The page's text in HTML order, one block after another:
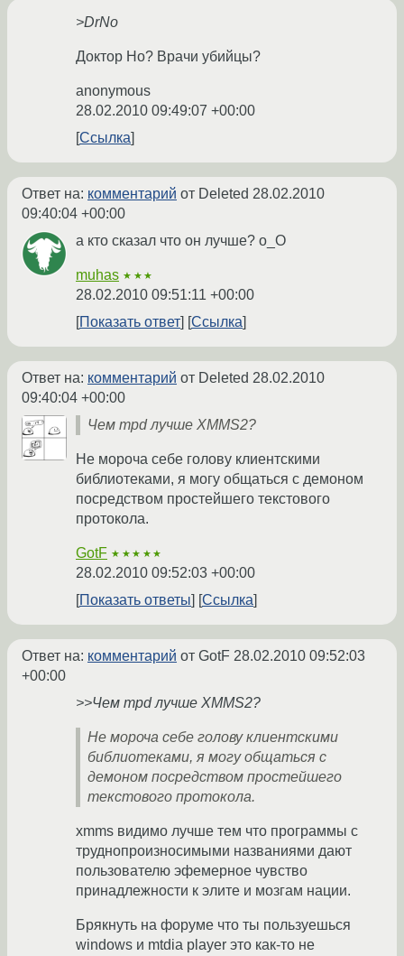
>DrNo
Доктор Но? Врачи убийцы?
anonymous
28.02.2010 09:49:07 +00:00
Ссылка
Ответ на: комментарий от Deleted 28.02.2010
09:40:04 +00:00
а кто сказал что он лучше? о_О
muhas ★★★
28.02.2010 09:51:11 +00:00
Показать ответ
Ссылка
Ответ на: комментарий от Deleted 28.02.2010
09:40:04 +00:00
Чем mpd лучше XMMS2?
Не мороча себе голову клиентскими
библиотеками, я могу общаться с демоном
посредством простейшего текстового
протокола.
GotF ★★★★★
28.02.2010 09:52:03 +00:00
Показать ответы
Ссылка
Ответ на: комментарий от GotF 28.02.2010 09:52:03
+00:00
>>Чем mpd лучше XMMS2?
Не мороча себе голову клиентскими
библиотеками, я могу общаться с
демоном посредством простейшего
текстового протокола.
xmms видимо лучше тем что программы с
труднопроизносимыми названиями дают
пользователю эфемерное чувство
принадлежности к элите и мозгам нации.
Брякнуть на форуме что ты пользуешься
windows и mtdia player это как-то не